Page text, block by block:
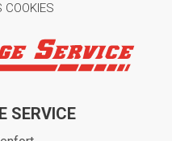
COOKIES
SERVICE